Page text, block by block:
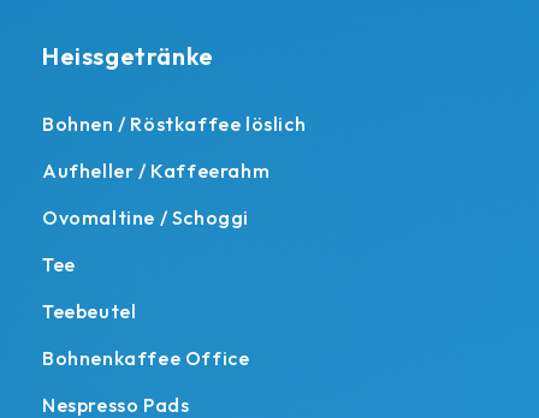
Heissgetränke
Bohnen / Röstkaffee löslich
Aufheller / Kaffeerahm
Ovomaltine / Schoggi
Tee
Teebeutel
Bohnenkaffee Office
Nespresso Pads